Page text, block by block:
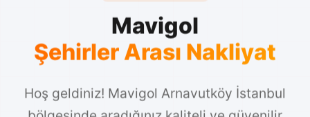
Mavigol
Şehirler Arası Nakliyat
Hoş geldiniz! Mavigol Arnavutköy İstanbul
bölgesinde aradığınız kaliteli ve güvenilir